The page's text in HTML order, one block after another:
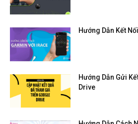
Hướng Dẫn Kết
Hướng Dẫn Gửi
Drive